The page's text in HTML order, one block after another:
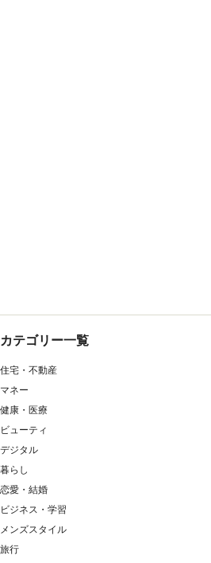
カテゴリー一覧
住宅・不動産
マネー
健康・医療
ビューティ
デジタル
暮らし
恋愛・結婚
ビジネス・学習
メンズスタイル
旅行